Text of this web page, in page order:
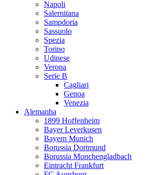
Napoli
Salernitana
Sampdoria
Sassuolo
Spezia
Torino
Udinese
Verona
Serie B
Cagliari
Genoa
Venezia
Alemanha
1899 Hoffenheim
Bayer Leverkusen
Bayern Munich
Borussia Dortmund
Borussia Monchengladbach
Eintracht Frankfurt